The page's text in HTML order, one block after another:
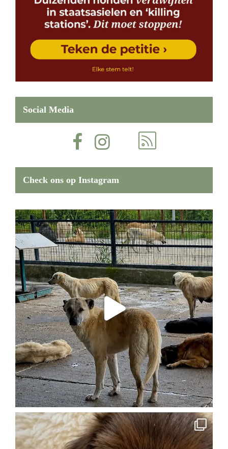
Social Media
Check ons op Instagram